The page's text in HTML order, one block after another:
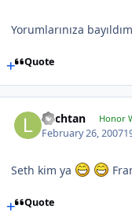
Yorumlarınıza bayıldım
Quote
Lochtan Honor
February 26, 2007
Seth kim ya
Quote